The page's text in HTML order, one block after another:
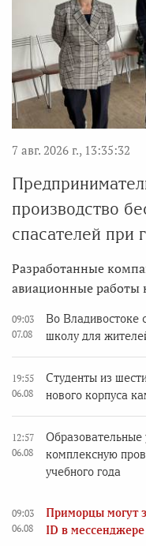
7 авг. 2026 г., 13:35:32
производство
спасателей при
Разработанные
авиационные работы
09:03
07.08
Во Владивостоке
школу для
19:55
06.08
Студенты из
нового корпуса
12:57
06.08
комплексную
учебного года
09:03
06.08
Приморцы могут
ID в